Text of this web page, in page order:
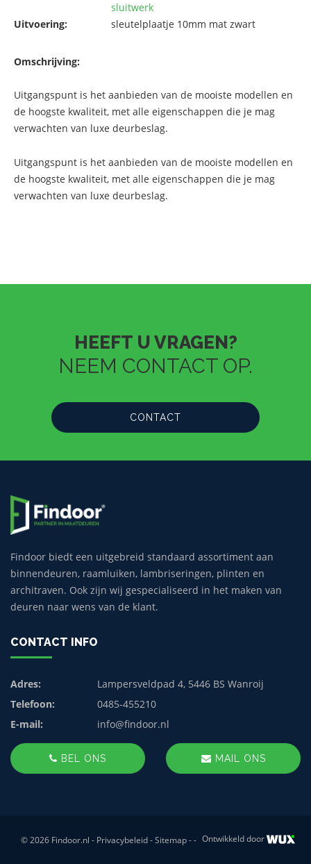
sluitwerk
Uitvoering:
sleutelplaatje 10mm mat zwart
Omschrijving:
Uitgangspunt is het aanbieden van de mooiste modellen en
de hoogste kwaliteit, met alle eigenschappen die je mag
verwachten van luxe deurbeslag.
Uitgangspunt is het aanbieden van de mooiste modellen en
de hoogste kwaliteit, met alle eigenschappen die je mag
verwachten van luxe deurbeslag.
HEEFT U VRAGEN?
NEEM CONTACT OP.
CONTACT
Findoor biedt een uitgebreid standaard assortiment aan
binnendeuren, raamluiken, lambriseringen, plinten en
architraven. Ook zijn wij gespecialiseerd in het maken van
deuren naar wens van de klant.
CONTACT INFO
Adres:
Lampersveldpad 4, 5446 BS Wanroij
Telefoon:
0485-455210
E-mail:
info@findoor.nl
BEL ONS MAIL ONS
© 2026 Findoor.nl - Privacybeleid-Sitemap-- Ontwikkeld door